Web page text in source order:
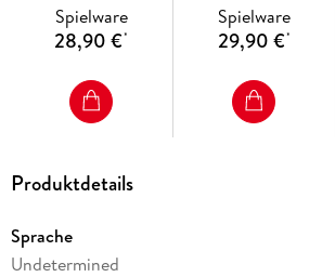
Spielware
28,90 €*
Spielware
29,90 €*
Produktdetails
Sprache
Undetermined